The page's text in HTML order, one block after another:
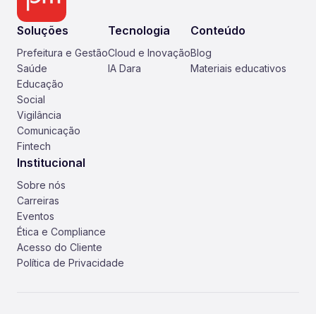
Soluções
Prefeitura e Gestão
Saúde
Educação
Social
Vigilância
Comunicação
Fintech
Tecnologia
Cloud e Inovação
IA Dara
Conteúdo
Blog
Materiais educativos
Institucional
Sobre nós
Carreiras
Eventos
Ética e Compliance
Acesso do Cliente
Política de Privacidade